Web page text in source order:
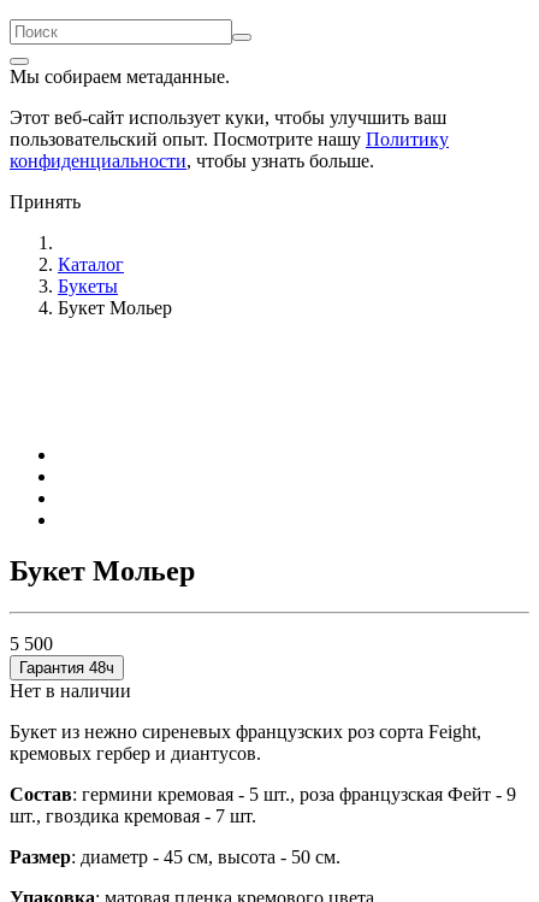
Мы собираем метаданные.
Этот веб-сайт использует куки, чтобы улучшить ваш
пользовательский опыт. Посмотрите нашу Политику
конфиденциальности, чтобы узнать больше.
Принять
Каталог
Букеты
Букет Мольер
Букет Мольер
5 500
Гарантия 48ч
Нет в наличии
Букет из нежно сиреневых французских роз сорта Feight,
кремовых гербер и диантусов.
Состав: гермини кремовая - 5 шт., роза французская Фейт - 9
шт., гвоздика кремовая - 7 шт.
Размер: диаметр - 45 см, высота - 50 см.
Упаковка: матовая пленка кремового цвета